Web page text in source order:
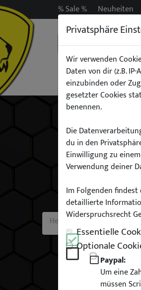
% Sale % Neuheiten
Auspuff
Hersteller:
Privatsphäre
Wir verwenden
Daten von dir (z.B.
einzubinden oder
gesetzter Cookies
benennen.
Die
du in den
Einwilligung zu
Verwendung deiner
Im Folgenden
detaillierte
Widerspruchsrecht
Essentielle
Optionale
Paypal:
Um eine
müssen